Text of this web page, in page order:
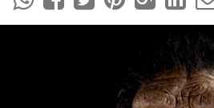
SOCIEDAD